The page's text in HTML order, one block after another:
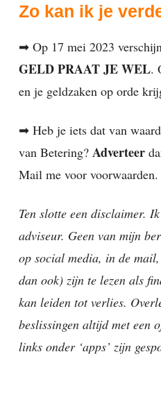
Zo kan ik je
➡ Op 17 mei 2023
GELD PRAAT JE WEL.
en je geldzaken op orde
➡ Heb je iets dat van
van Betering? Adverteer
Mail me voor voorwaarden.
Ten slotte een disclaimer.
adviseur. Geen van mijn
op social media, in de
dan ook) zijn te lezen als
kan leiden tot verlies.
beslissingen altijd met een
links onder ‘apps’ zijn